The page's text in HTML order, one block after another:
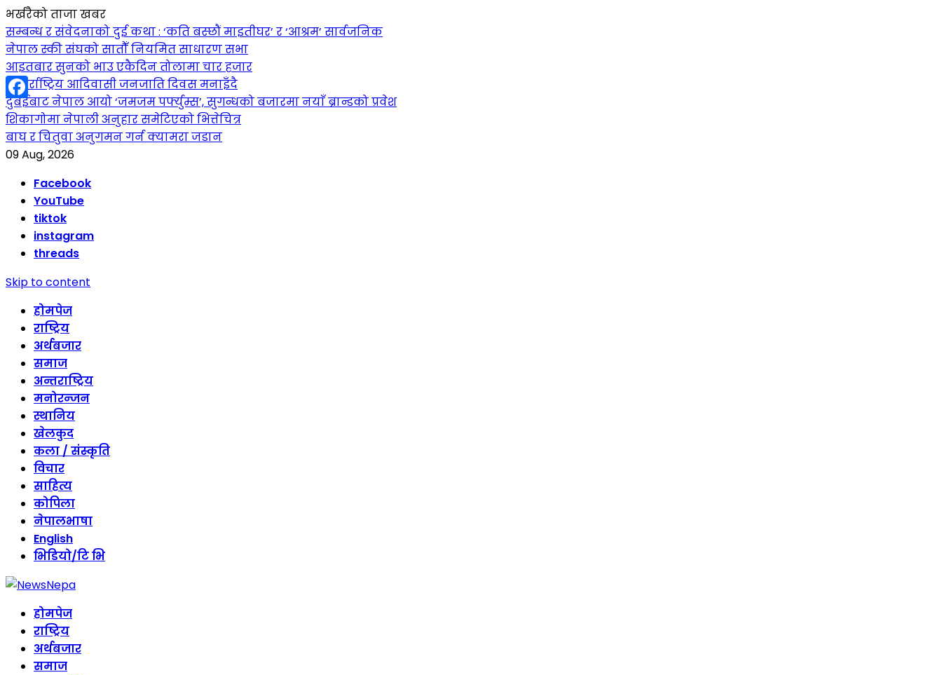
भर्खरैको ताजा खबर
सम्बन्ध र संवेदनाको दुई कथा : ‘कति बस्छौं माइतीघर’ र ‘आश्रम’ सार्वजनिक
नेपाल स्की संघको सातौँ नियमित साधारण सभा
आइतबार सुनको भाउ एकैदिन तोलामा चार हजार
अन्तर्राष्ट्रिय आदिवासी जनजाति दिवस मनाइँदै
दुबईबाट नेपाल आयो ‘जमजम पर्फ्युम्स’, सुगन्धको बजारमा नयाँ ब्रान्डको प्रवेश
शिकागोमा नेपाली अनुहार समेटिएको भित्तेचित्र
बाघ र चितुवा अनुगमन गर्न क्यामरा जडान
09 Aug, 2026
Facebook
YouTube
tiktok
instagram
threads
Skip to content
होमपेज
राष्ट्रिय
अर्थबजार
समाज
अन्तराष्ट्रिय
मनोरन्जन
स्थानिय
खेलकुद
कला / संस्कृति
विचार
साहित्य
कोपिला
नेपालभाषा
English
भिडियो/टि भि
होमपेज
राष्ट्रिय
अर्थबजार
समाज
Facebook